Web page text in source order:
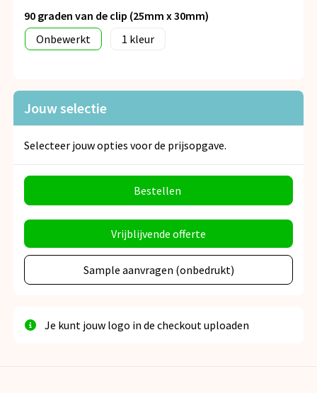
90 graden van de clip (25mm x 30mm)
Onbewerkt
1
Jouw selectie
Selecteer jouw opties voor de prijsopgave.
Bestellen
Vrijblijvende offerte
Sample aanvragen (onbedrukt)
Je kunt jouw logo in de checkout uploaden